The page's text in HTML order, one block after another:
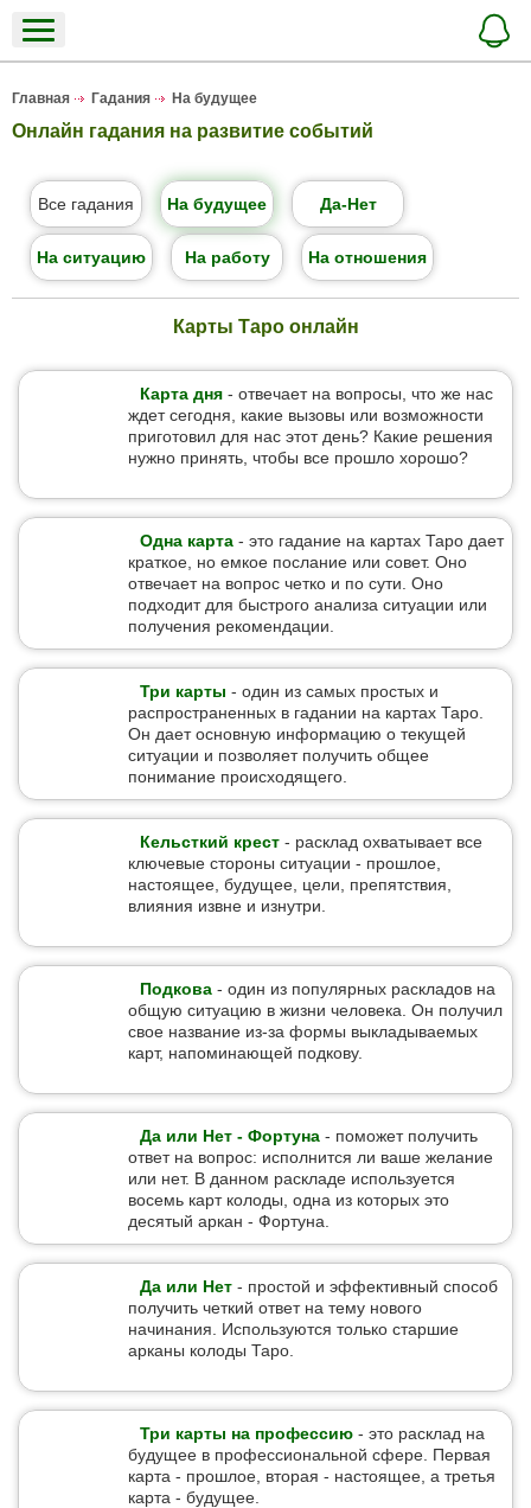
Главная Гадания На будущее
Онлайн гадания на развитие событий
Все гадания На будущее Да-Нет
На ситуацию На работу На отношения
Карты Таро онлайн
Карта дня - отвечает на вопросы, что же нас
ждет сегодня, какие вызовы или возможности
приготовил для нас этот день? Какие решения
нужно принять, чтобы все прошло хорошо?
Одна карта - это гадание на картах Таро дает
краткое, но емкое послание или совет. Оно
отвечает на вопрос четко и по сути. Оно
подходит для быстрого анализа ситуации или
получения рекомендации.
Три карты - один из самых простых и
распространенных в гадании на картах Таро.
Он дает основную информацию о текущей
ситуации и позволяет получить общее
понимание происходящего.
Кельсткий крест - расклад охватывает все
ключевые стороны ситуации - прошлое,
настоящее, будущее, цели, препятствия,
влияния извне и изнутри.
Подкова - один из популярных раскладов на
общую ситуацию в жизни человека. Он получил
свое название из-за формы выкладываемых
карт, напоминающей подкову.
Да или Нет - Фортуна - поможет получить
ответ на вопрос: исполнится ли ваше желание
или нет. В данном раскладе используется
восемь карт колоды, одна из которых это
десятый аркан - Фортуна.
Да или Нет - простой и эффективный способ
получить четкий ответ на тему нового
начинания. Используются только старшие
арканы колоды Таро.
Три карты на профессию - это расклад на
будущее в профессиональной сфере. Первая
карта - прошлое, вторая - настоящее, а третья
карта - будущее.